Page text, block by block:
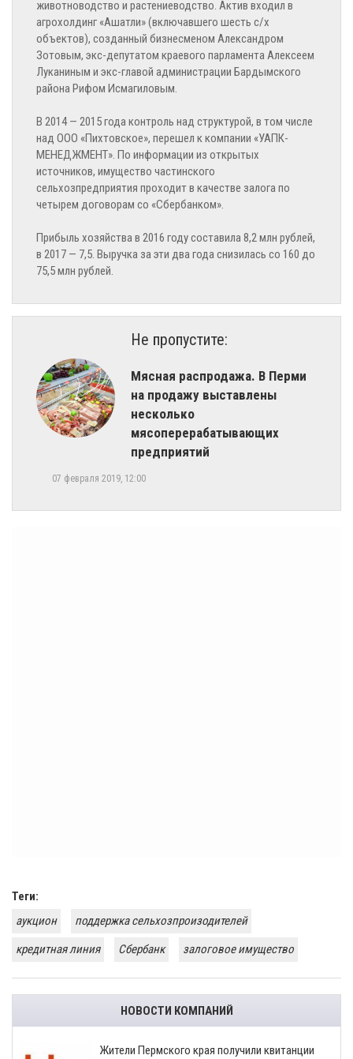
животноводство и растениеводство. Актив входил в
агрохолдинг «Ашатли» (включавшего шесть с/х
объектов), созданный бизнесменом Александром
Зотовым, экс-депутатом краевого парламента Алексеем
Луканиным и экс-главой администрации Бардымского
района Рифом Исмагиловым.
В 2014 — 2015 года контроль над структурой, в том числе
над ООО «Пихтовское», перешел к компании «УАПК-
МЕНЕДЖМЕНТ». По информации из открытых
источников, имущество частинского
сельхозпредприятия проходит в качестве залога по
четырем договорам со «Сбербанком».
Прибыль хозяйства в 2016 году составила 8,2 млн рублей,
в 2017 — 7,5. Выручка за эти два года снизилась со 160 до
75,5 млн рублей.
Не пропустите:
Мясная распродажа. В Перми
на продажу выставлены
несколько
мясоперерабатывающих
предприятий
07 февраля 2019, 12:00
Теги:
аукцион
поддержка сельхозпроизодителей
кредитная линия
Сбербанк залоговое имущество
НОВОСТИ КОМПАНИЙ
​Жители Пермского края получили квитанции